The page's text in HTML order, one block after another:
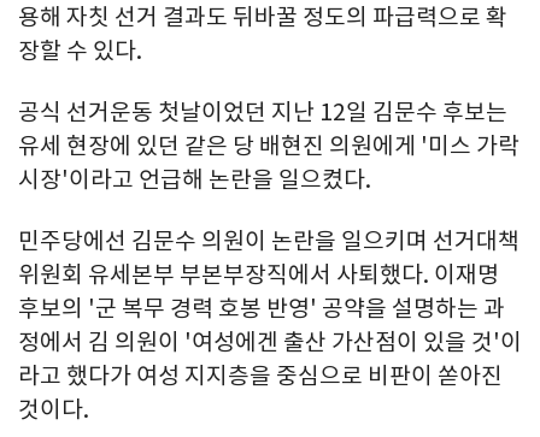
용해 자칫 선거 결과도 뒤바꿀 정도의 파급력으로 확
장할 수 있다.
공식 선거운동 첫날이었던 지난 12일 김문수 후보는
유세 현장에 있던 같은 당 배현진 의원에게 '미스 가락
시장'이라고 언급해 논란을 일으켰다.
민주당에선 김문수 의원이 논란을 일으키며 선거대책
위원회 유세본부 부본부장직에서 사퇴했다. 이재명
후보의 '군 복무 경력 호봉 반영' 공약을 설명하는 과
정에서 김 의원이 '여성에겐 출산 가산점이 있을 것'이
라고 했다가 여성 지지층을 중심으로 비판이 쏟아진
것이다.